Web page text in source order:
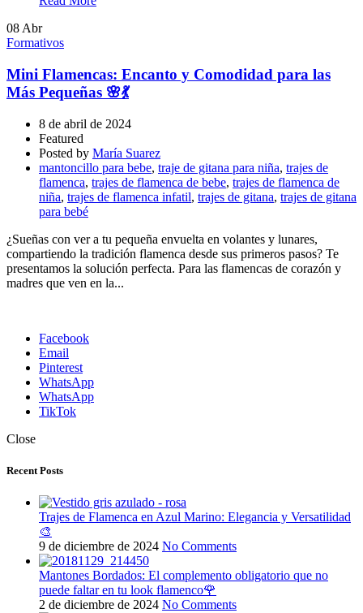
08 Abr
Formativos
Mini Flamencas: Encanto y Comodidad para las
Más Pequeñas 🌸💃
8 de abril de 2024
Featured
Posted by María Suarez
mantoncillo para bebe, traje de gitana para niña, trajes de
flamenca, trajes de flamenca de bebe, trajes de flamenca de
niña, trajes de flamenca infatil, trajes de gitana, trajes de gitana
para bebé
¿Sueñas con ver a tu pequeña envuelta en volantes y lunares,
compartiendo la tradición flamenca desde sus primeros pasos? Te
presentamos la solución perfecta. Para las flamencas de corazón y
madres que ven en la...
Facebook
Email
Pinterest
WhatsApp
WhatsApp
TikTok
Close
Recent Posts
Trajes de Flamenca en Azul Marino: Elegancia y Versatilidad
🎨
9 de diciembre de 2024 No Comments
Mantones Bordados: El complemento obligatorio que no
puede faltar en tu look flamenco🌹
2 de diciembre de 2024 No Comments